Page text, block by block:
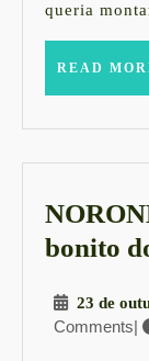
queria
READ
bonito
23 de
Comments|